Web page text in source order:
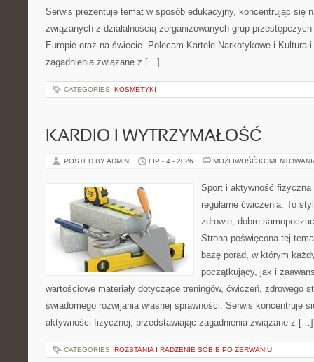
Serwis prezentuje temat w sposób edukacyjny, koncentrując się
związanych z działalnością zorganizowanych grup
Europie oraz na świecie. Polecam Kartele Narkotykowe i Kultura
zagadnienia związane z […]
CATEGORIES: KOSMETYKI
KARDIO I WYTRZYMAŁOŚĆ
POSTED BY ADMIN LIP - 4 - 2026 MOŻLIWOŚĆ
Sport i aktywność
regularne ćwiczenia. To
zdrowie, dobre
Strona poświęcona tej
bazę porad, w którym
początkujący, jak i
wartościowe materiały dotyczące treningów, ćwiczeń, zdrowego
świadomego rozwijania własnej sprawności. Serwis koncentruje
aktywności fizycznej, przedstawiając zagadnienia związane z […]
CATEGORIES: ROZSTANIA I RADZENIE SOBIE PO ZERWANIU